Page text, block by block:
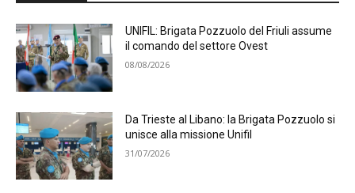
UNIFIL: Brigata Pozzuolo del Friuli assume
il comando del settore Ovest
08/08/2026
Da Trieste al Libano: la Brigata Pozzuolo si
unisce alla missione Unifil
31/07/2026